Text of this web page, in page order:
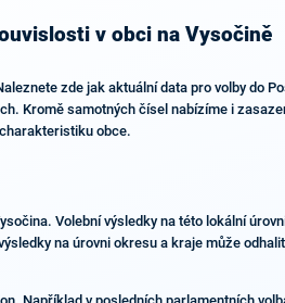
v obci na Vysočině
zde jak aktuální data pro volby do
Kromě samotných čísel nabízíme i
obce.
Volební výsledky na této lokální
na úrovni okresu a kraje může